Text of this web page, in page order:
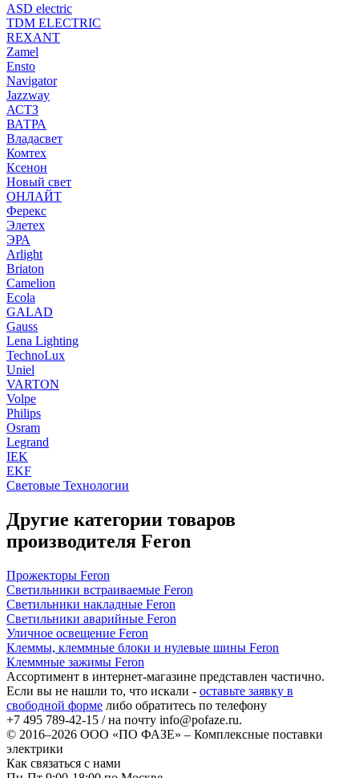
ASD electric
TDM ELECTRIC
REXANT
Zamel
Ensto
Navigator
Jazzway
АСТЗ
ВАТРА
Владасвет
Комтех
Ксенон
Новый свет
ОНЛАЙТ
Ферекс
Элетех
ЭРА
Arlight
Briaton
Camelion
Ecola
GALAD
Gauss
Lena Lighting
TechnoLux
Uniel
VARTON
Volpe
Philips
Osram
Legrand
IEK
EKF
Световые Технологии
Другие категории товаров
производителя Feron
Прожекторы Feron
Светильники встраиваемые Feron
Светильники накладные Feron
Светильники аварийные Feron
Уличное освещение Feron
Клеммы, клеммные блоки и нулевые шины Feron
Клеммные зажимы Feron
Ассортимент в интернет-магазине представлен частично.
Если вы не нашли то, что искали - оставьте заявку в
свободной форме либо обратитесь по телефону
+7 495 789-42-15 / на почту info@pofaze.ru.
© 2016–2026 ООО «ПО ФАЗЕ» – Комплексные поставки
электрики
Как связаться с нами